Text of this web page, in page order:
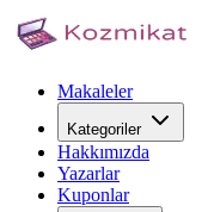
Makaleler
Kategoriler
Hakkımızda
Yazarlar
Kuponlar